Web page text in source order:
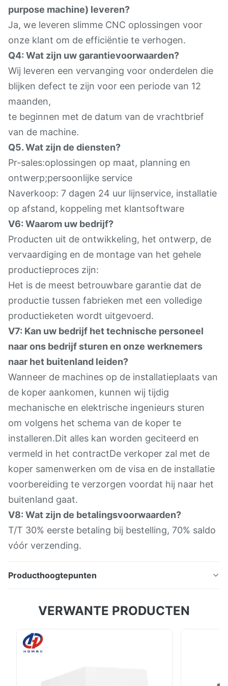
purpose machine) leveren?
Ja, we leveren slimme CNC oplossingen voor
onze klant om de efficiëntie te verhogen.
Q4: Wat zijn uw garantievoorwaarden?
Wij leveren een vervanging voor onderdelen die
blijken defect te zijn voor een periode van 12
maanden,
te beginnen met de datum van de vrachtbrief
van de machine.
Q5. Wat zijn de diensten?
Pr-sales:oplossingen op maat, planning en
ontwerp;persoonlijke service
Naverkoop: 7 dagen 24 uur lijnservice, installatie
op afstand, koppeling met klantsoftware
V6: Waarom uw bedrijf?
Producten uit de ontwikkeling, het ontwerp, de
vervaardiging en de montage van het gehele
productieproces zijn:
Het is de meest betrouwbare garantie dat de
productie tussen fabrieken met een volledige
productieketen wordt uitgevoerd.
V7: Kan uw bedrijf het technische personeel
naar ons bedrijf sturen en onze werknemers
naar het buitenland leiden?
Wanneer de machines op de installatieplaats van
de koper aankomen, kunnen wij tijdig
mechanische en elektrische ingenieurs sturen
om volgens het schema van de koper te
installeren.Dit alles kan worden geciteerd en
vermeld in het contractDe verkoper zal met de
koper samenwerken om de visa en de installatie
voorbereiding te verzorgen voordat hij naar het
buitenland gaat.
V8: Wat zijn de betalingsvoorwaarden?
T/T 30% eerste betaling bij bestelling, 70% saldo
vóór verzending.
Producthoogtepunten
een soort van hoge precisie bewerkingsapparatuur.
slijpwiel door het CNC-systeem om het vlak van de
werkstukken te slijpen.Het heeft een hoge
VERWANTE PRODUCTEN